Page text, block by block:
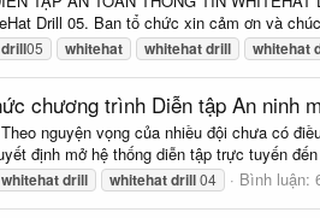
Drill 05. Ban tổ chức xin cảm ơn và
drill05 whitehat whitehatdrill whitehat
chương trình Diễn tập An ninh
nguyện vọng của nhiều đội chưa có
định mở hệ thống diễn tập trực tuyến
whitehatdrill whitehatdrill04 Bình luận: